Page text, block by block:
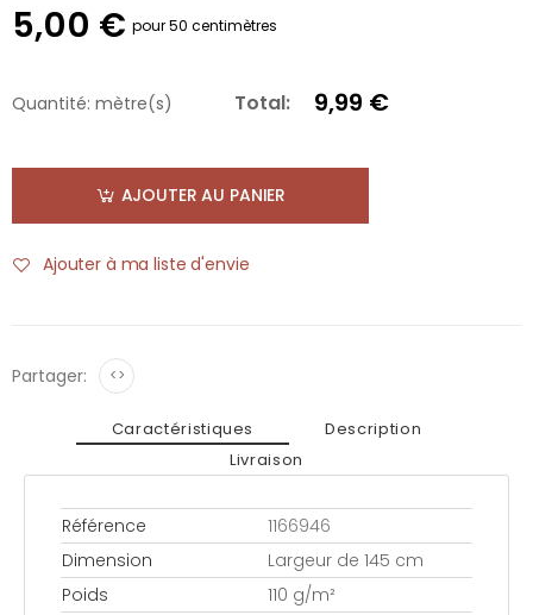
5,00 € pour 50 centimètres
Quantité: mètre(s) Total: 9,99 €
AJOUTER AU PANIER
Ajouter à ma liste d'envie
Partager: <>
Caractéristiques
Description
Livraison
Référence
1166946
Dimension
Largeur de 145 cm
Poids
110 g/m²